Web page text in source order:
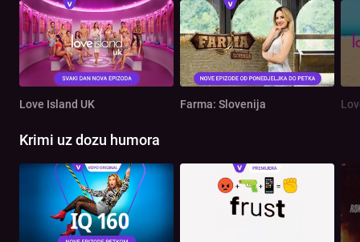
Love Island UK Farma: Slovenija
Krimi uz dozu humora